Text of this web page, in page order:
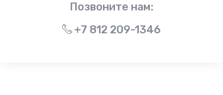
Позвоните нам:
+7 812 209-1346